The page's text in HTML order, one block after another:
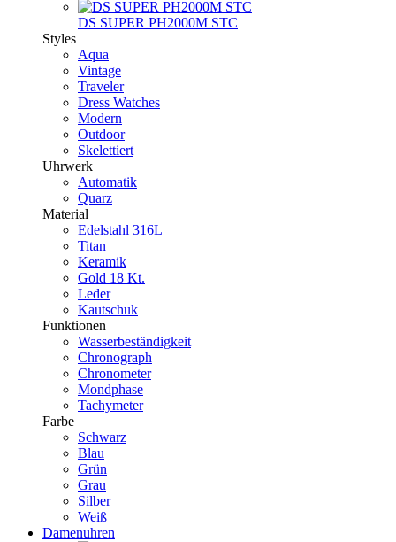
DS SUPER PH2000M STC
Styles
Aqua
Vintage
Traveler
Dress Watches
Modern
Outdoor
Skelettiert
Uhrwerk
Automatik
Quarz
Material
Edelstahl 316L
Titan
Keramik
Gold 18 Kt.
Leder
Kautschuk
Funktionen
Wasserbeständigkeit
Chronograph
Chronometer
Mondphase
Tachymeter
Farbe
Schwarz
Blau
Grün
Grau
Silber
Weiß
Damenuhren